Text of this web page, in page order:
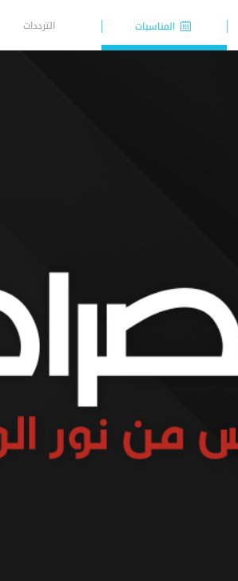
المناسبات الترددات